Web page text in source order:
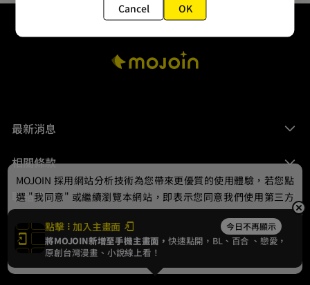
最新消息
相關條款
聯絡我們
© 2024 gamania Digital Entertainment Co., Ltd.
點擊 加入主畫面 今日不再顯示
將MOJOIN新增至手機主畫面，快速點開，BL、 百合 、戀愛，
原創台灣漫畫、小說線上看！
MOJOIN 採用網站分析技術為您帶來更優質的使用體驗，若您點
選 "我同意" 或繼續瀏覽本網站，即表示您同意我們使用第三方
Cookie，欲瞭解更多資訊請見隱私權政策。
我同意
Cancel OK